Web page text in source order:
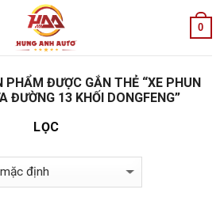
0
PHẨM ĐƯỢC GẮN THẺ “XE PHUN
ĐƯỜNG 13 KHỐI DONGFENG”
LỌC